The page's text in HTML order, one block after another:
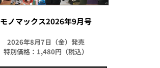
モノマックス2026年9月号
2026年8月7日（金）発売
特別価格：1,480円（税込）